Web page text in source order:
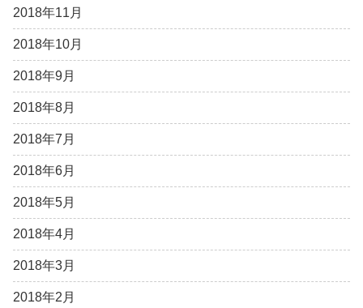
2018年11月
2018年10月
2018年9月
2018年8月
2018年7月
2018年6月
2018年5月
2018年4月
2018年3月
2018年2月